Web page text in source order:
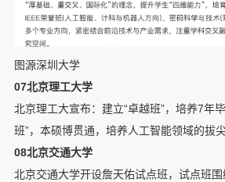
图源深圳大学
07北京理工大学
北京理工大宣布：建立“卓越班”，培养7年
班”，本硕博贯通，培养人工智能领域的拔
08北京交通大学
北京交通大学开设詹天佑试点班，试点班围